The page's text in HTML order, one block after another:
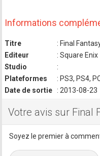
Informations
Titre
: Final
Editeur
: Square Enix
Studio
:
Plateformes
: PS3, PS4,
Date de sortie
: 2013-08-23
Votre avis sur Final
Soyez le premier à